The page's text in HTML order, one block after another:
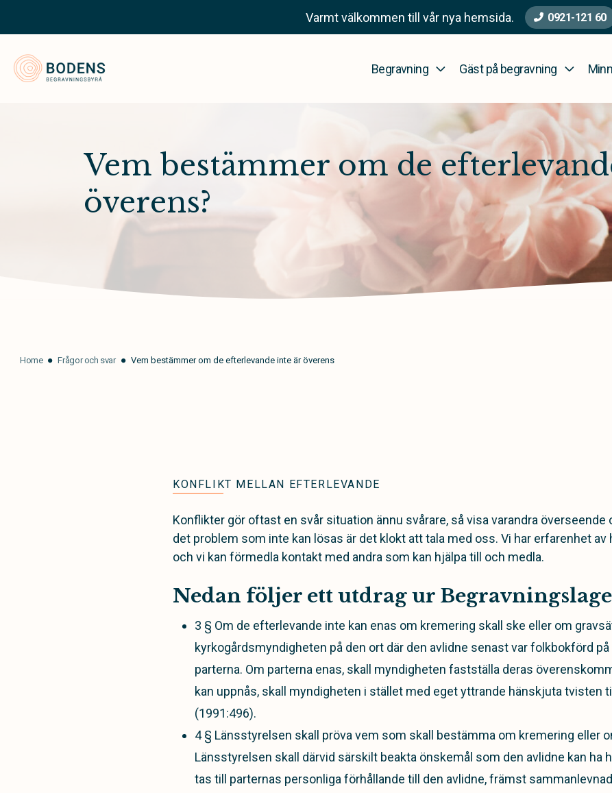
Varmt välkommen till vår nya hemsida. 0921-121 60
Begravning Gäst på begravning
Vem bestämmer om de
överens?
Home Frågor och svar Vem bestämmer om de efterlevande inte är överens
KONFLIKT MELLAN EFTERLEVANDE
Konflikter gör oftast en svår situation ännu svårare, så visa varandra överseende
det problem som inte kan lösas är det klokt att tala med oss. Vi har erfarenhet av
och vi kan förmedla kontakt med andra som kan hjälpa till och medla.
Nedan följer ett utdrag ur
3 § Om de efterlevande inte kan enas om kremering skall ske eller om
kyrkogårdsmyndigheten på den ort där den avlidne senast var folkbokförd
parterna. Om parterna enas, skall myndigheten fastställa deras
kan uppnås, skall myndigheten i stället med eget yttrande hänskjuta tvisten
(1991:496).
4 § Länsstyrelsen skall pröva vem som skall bestämma om kremering eller
Länsstyrelsen skall därvid särskilt beakta önskemål som den avlidne kan ha
tas till parternas personliga förhållande till den avlidne, främst